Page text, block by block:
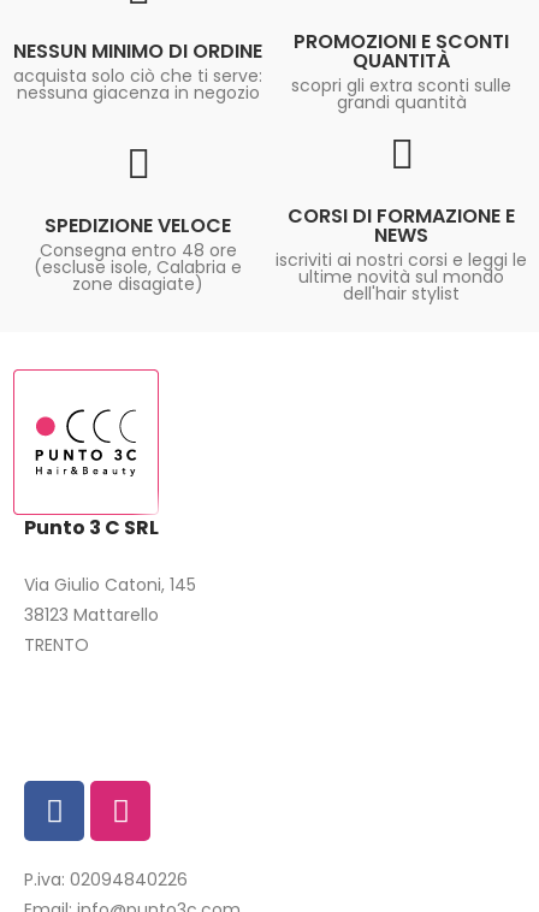
NESSUN MINIMO DI ORDINE
acquista solo ciò che ti serve:
nessuna giacenza in negozio
PROMOZIONI E SCONTI
QUANTITÀ
scopri gli extra sconti sulle
grandi quantità
SPEDIZIONE VELOCE
Consegna entro 48 ore
(escluse isole, Calabria e
zone disagiate)
CORSI DI FORMAZIONE E
NEWS
iscriviti ai nostri corsi e leggi le
ultime novità sul mondo
dell'hair stylist
Punto 3 C SRL
Via Giulio Catoni, 145
38123 Mattarello
TRENTO
P.iva: 02094840226